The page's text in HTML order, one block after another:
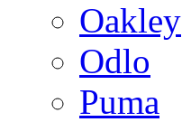
Oakley
Odlo
Puma